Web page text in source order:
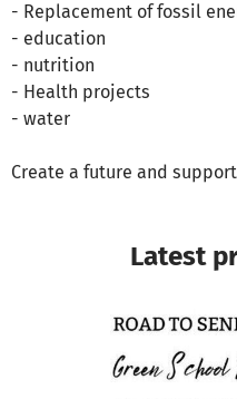
- Replacement of fossil
- education
- nutrition
- Health projects
- water
Create a future and
Latest